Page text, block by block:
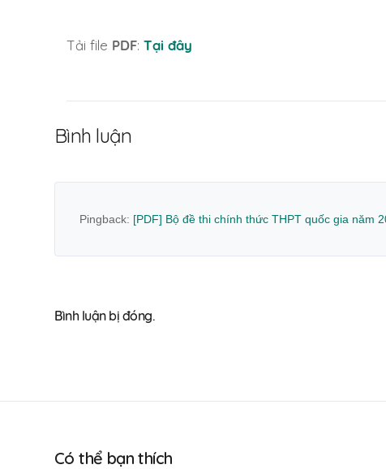
Tải file PDF: Tại đây
Bình luận
Pingback: [PDF] Bộ đề thi chính thức THPT quốc gia năm
Bình luận bị đóng.
Có thể bạn thích